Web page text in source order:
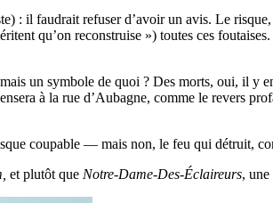
il faudrait refuser d’avoir un avis. Le
qu’on reconstruise ») toutes ces
un symbole de quoi ? Des morts, oui, il y
à la rue d’Aubagne, comme le revers
coupable — mais non, le feu qui détruit,
et plutôt que Notre-Dame-Des-Éclaireurs, une